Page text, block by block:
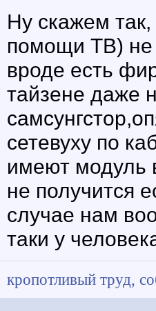
Ну скажем
помощи ТВ) не
вроде есть
тайзене даже
сетевуху по
имеют модуль
не получится
случае нам
таки у
кропотливый труд,